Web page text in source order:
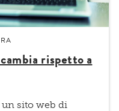
rispetto a
sito web di